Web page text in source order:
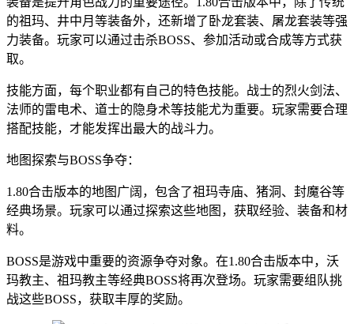
的祖玛、井中月等装备外，还新增了卧龙套装、屠龙套装等强
力装备。玩家可以通过击杀BOSS、参加活动或合成等方式获
取。
技能方面，每个职业都有自己的特色技能。战士的烈火剑法、
法师的雷电术、道士的隐身术等技能尤为重要。玩家需要合理
搭配技能，才能发挥出最大的战斗力。
地图探索与BOSS争夺：
1.80合击版本的地图广阔，包含了祖玛寺庙、猪洞、封魔谷等
经典场景。玩家可以通过探索这些地图，获取经验、装备和材
料。
BOSS是游戏中重要的资源争夺对象。在1.80合击版本中，沃
玛教主、祖玛教主等经典BOSS将再次登场。玩家需要组队挑
战这些BOSS，获取丰厚的奖励。